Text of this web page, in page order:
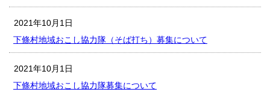
2021年10月1日
下條村地域おこし協力隊（そば打ち）募集について
2021年10月1日
下條村地域おこし協力隊募集について